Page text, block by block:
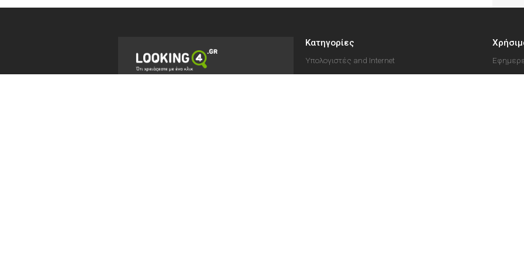
Κατηγορίες
Υπολογιστές and Internet